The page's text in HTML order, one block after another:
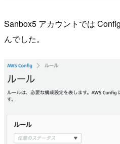
Sanbox5 アカウントでは
んでした。